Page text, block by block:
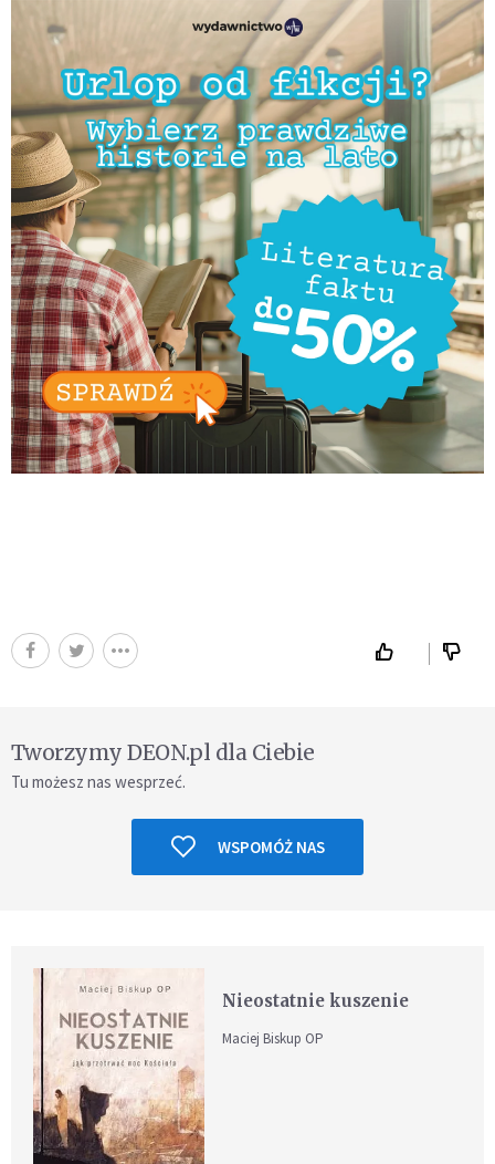
Tworzymy DEON.pl dla Ciebie
Tu możesz nas wesprzeć.
WSPOMÓŻ NAS
Nieostatnie kuszenie
Maciej Biskup OP